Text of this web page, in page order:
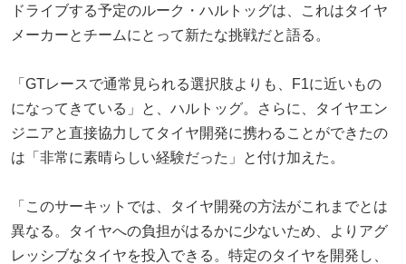
ドライブする予定のルーク・ハルトッグは、これはタイヤ
メーカーとチームにとって新たな挑戦だと語る。
「GTレースで通常見られる選択肢よりも、F1に近いもの
になってきている」と、ハルトッグ。さらに、タイヤエン
ジニアと直接協力してタイヤ開発に携わることができたの
は「非常に素晴らしい経験だった」と付け加えた。
「このサーキットでは、タイヤ開発の方法がこれまでとは
異なる。タイヤへの負担がはるかに少ないため、よりアグ
レッシブなタイヤを投入できる。特定のタイヤを開発し、